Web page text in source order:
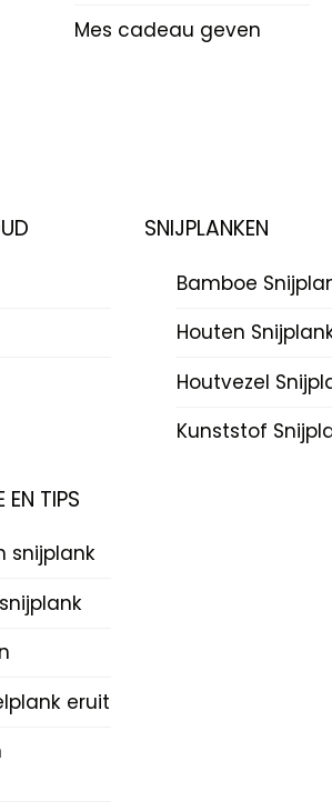
Mes cadeau geven
SNIJPLANKEN
Bamboe
Houten
Houtvezel
Kunststof
EN TIPS
snijplank
eruit